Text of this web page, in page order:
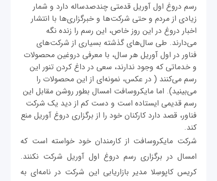
رسم دروغ اول آوریل قدمتی چندصدساله دارد و شمار
زیادی از مردم و حتی شرکت‌ها و خبرگزاری‌ها با انتشار
اخبار دروغ در این روز خاص، این رسم را زنده نگه
می‌دارند. طی سال‌های گذشته بسیاری از شرکت‌های
فناور در اول آوریل هر سال، با معرفی دروغین محصولات
و خدماتی که وجود ندارند، سعی در داغ کردن تنور این
رسم می‌کنند ( در عکس، نمونه‌ای از این محصولات را
می‌بینید). اما مایکروسافت امسال بطور روشن مقابل این
رسم قدیمی ایستاده است و دست کم از دید یک شرکت‌
فناور، قصد دارد کارکنان خود را از برگزاری دروغ آوریل منع
کند.
شرکت مایکروسافت از کارمندان خود خواسته است که
امسال در برگزاری رسم دروغ اول آوریل شرکت نکنند.
کریس کاپوسِلا مدیر بازاریابی این شرکت در نامه‌ای به